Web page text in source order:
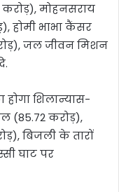
करोड़), मोहनसराय
होमी भाभा कैंसर
जल जीवन मिशन
शिलान्यास-
(85.72 करोड़),
बिजली के तारों
घाट पर